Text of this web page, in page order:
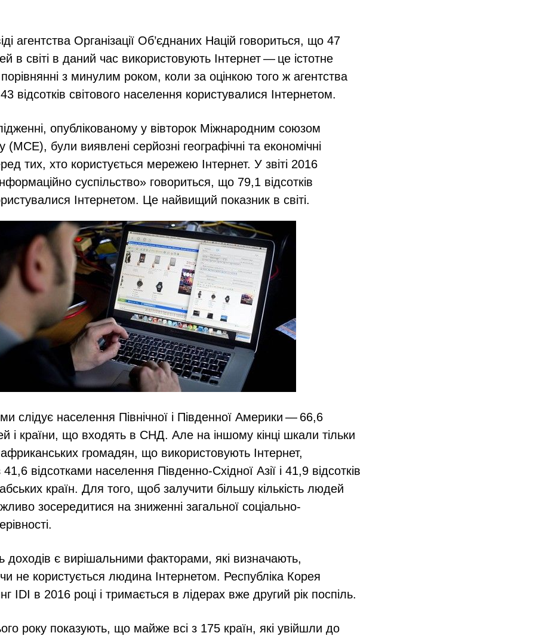
агентства Організації Об’єднаних Націй говориться, що 47
в світі в даний час використовують Інтернет — це істотне
з минулим роком, коли за оцінкою того ж агентства
відсотків світового населення користувалися Інтернетом.
опублікованому у вівторок Міжнародним союзом
(МСЕ), були виявлені серйозні географічні та економічні
тих, хто користується мережею Інтернет. У звіті 2016
суспільство» говориться, що 79,1 відсотків
Інтернетом. Це найвищий показник в світі.
слідує населення Північної і Південної Америки — 66,6
і країни, що входять в СНД. Але на іншому кінці шкали тільки
громадян, що використовують Інтернет,
41,6 відсотками населення Південно-Східної Азії і 41,9 відсотків
країн. Для того, щоб залучити більшу кількість людей
зосередитися на зниженні загальної соціально-
доходів є вирішальними факторами, які визначають,
не користується людина Інтернетом. Республіка Корея
IDI в 2016 році і тримається в лідерах вже другий рік поспіль.
року показують, що майже всі з 175 країн, які увійшли до